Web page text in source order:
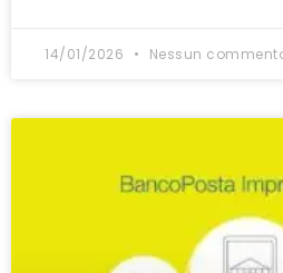
14/01/2026 Nessun